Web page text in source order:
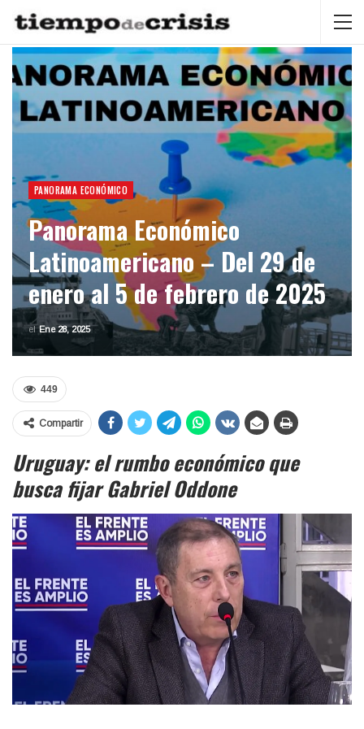
PANORAMA ECONÓMICO
Panorama Económico
Latinoamericano – Del 29 de
enero al 5 de febrero de 2025
elEne 28, 2025
449
Compartir
Uruguay: el rumbo económico que
busca fijar Gabriel Oddone